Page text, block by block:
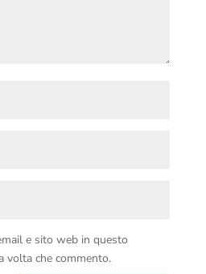
e sito web in questo
volta che commento.